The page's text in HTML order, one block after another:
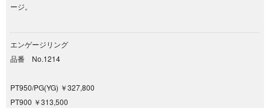
ージ。
エンゲージリング
品番 No.1214
PT950/PG(YG) ￥327,800
PT900 ￥313,500